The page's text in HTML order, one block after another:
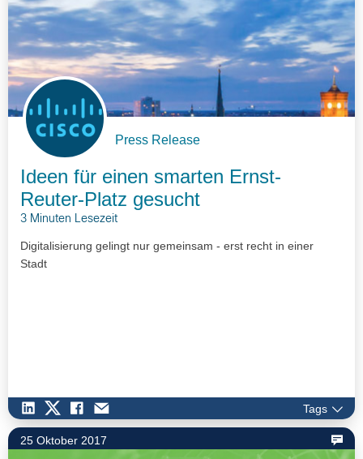
Press Release
Ideen für einen smarten Ernst-
Reuter-Platz gesucht
3 Minuten Lesezeit
Digitalisierung gelingt nur gemeinsam - erst recht in einer
Stadt
Tags
25 Oktober 2017